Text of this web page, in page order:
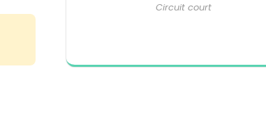
Circuit court